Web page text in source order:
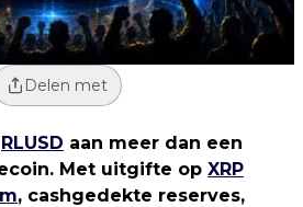
Delen met
RLUSD aan meer dan een
Met uitgifte op XRP
, cashgedekte reserves,